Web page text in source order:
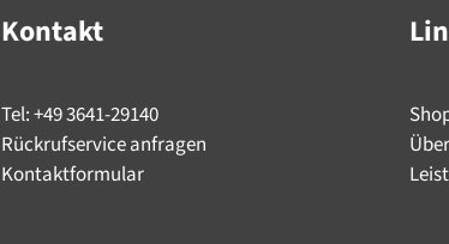
Kontakt
Tel: +49 3641-29140
Rückrufservice anfragen
Kontaktformular